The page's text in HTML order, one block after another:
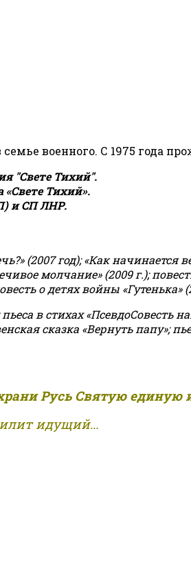
военного. С 1975 года
"Свете Тихий".
Тихий».
и СП ЛНР.
(2007 год); «Как начинается
молчание» (2009 г.);
о детях войны «Гутенька»
в стихах «ПсевдоСовесть
сказка «Вернуть папу»;
Русь Святую
идущий...